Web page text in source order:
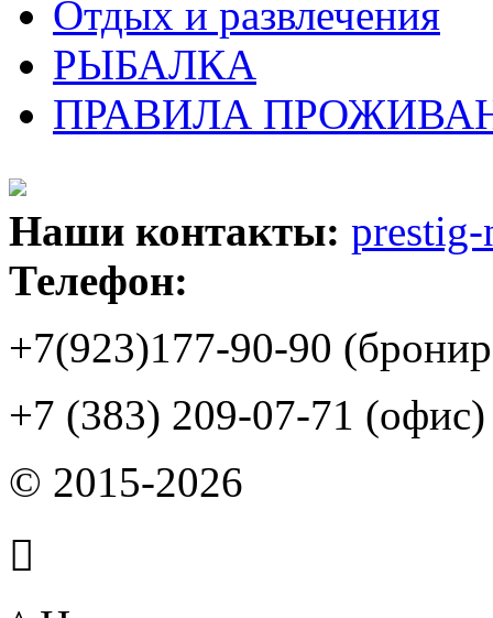
Отдых и развлечения
РЫБАЛКА
ПРАВИЛА
Наши контакты:
Телефон:
+7(923)177-90-90
+7 (383) 209-07-71 (офис)
© 2015-2026
